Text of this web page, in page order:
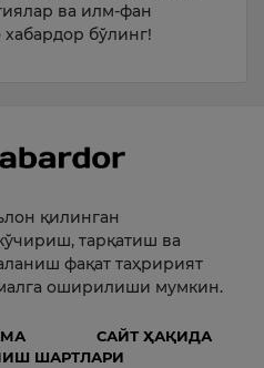
ва илм-фан
бўлинг!
қилинган
тарқатиш ва
фақат таҳририят
оширилиши мумкин.
САЙТ ҲАҚИДА
ШАРТЛАРИ